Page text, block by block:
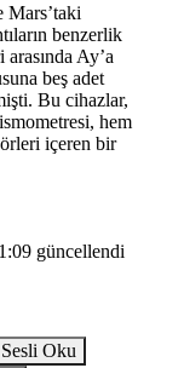
Mars’taki
benzerlik
Ay’a
beş adet
Bu cihazlar,
hem
içeren bir
güncellendi
Sesli Oku